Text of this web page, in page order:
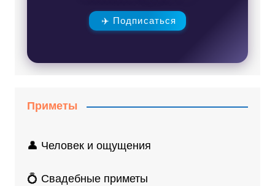
✈️ Подписаться
Приметы
👤 Человек и ощущения
💍 Свадебные приметы